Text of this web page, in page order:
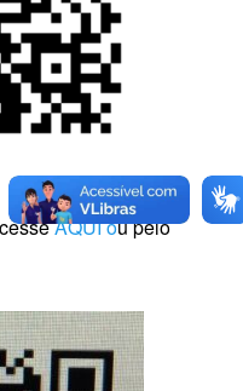
AQUI ou pelo